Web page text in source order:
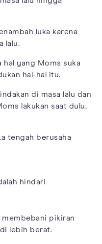
luka karena
lalu.
hal yang Moms suka
hal-hal itu.
di masa lalu dan
lakukan saat dulu,
tengah berusaha
hindari
membebani pikiran
lebih berat.